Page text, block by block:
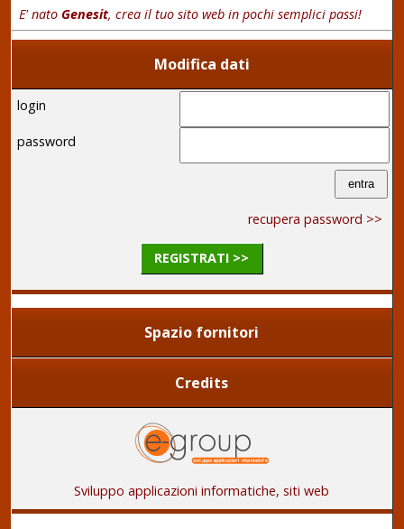
E' nato Genesit, crea il tuo sito web in pochi semplici passi!
Modifica dati
login
password
recupera password >>
REGISTRATI >>
Spazio fornitori
Credits
Sviluppo applicazioni informatiche, siti web